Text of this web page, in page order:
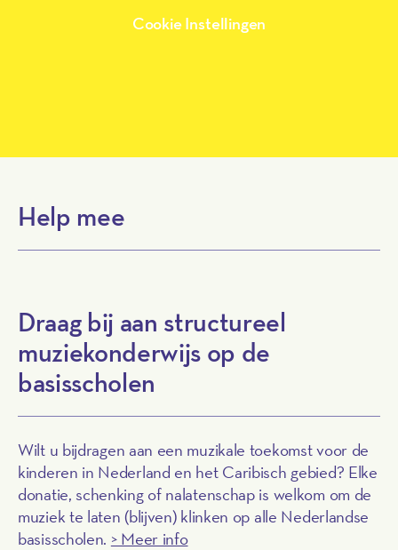
Cookie Instellingen
Help mee
Draag bij aan structureel
muziekonderwijs op de
basisscholen
Wilt u bijdragen aan een muzikale toekomst voor de
kinderen in Nederland en het Caribisch gebied? Elke
donatie, schenking of nalatenschap is welkom om de
muziek te laten (blijven) klinken op alle Nederlandse
basisscholen. > Meer info